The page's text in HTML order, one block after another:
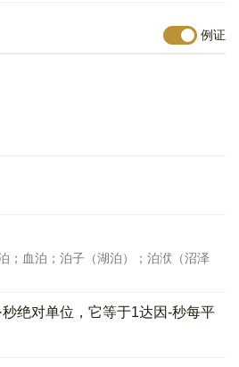
例证
；血泊；泊子（湖泊）；泊洑（沼泽
秒绝对单位，它等于1达因-秒每平